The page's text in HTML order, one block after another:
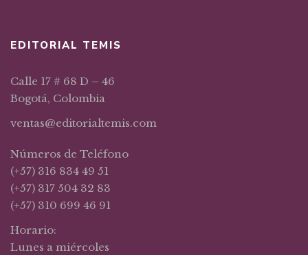
EDITORIAL TEMIS
Calle 17 # 68 D – 46
Bogotá, Colombia
ventas@editorialtemis.com
Números de Teléfono
(+57) 316 834 49 51
(+57) 317 504 32 83
(+57) 310 699 46 91
Horario:
Lunes a miércoles